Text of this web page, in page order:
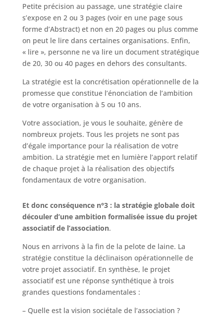
Petite précision au passage, une stratégie claire
s’expose en 2 ou 3 pages (voir en une page sous
forme d’Abstract) et non en 20 pages ou plus comme
on peut le lire dans certaines organisations. Enfin,
« lire », personne ne va lire un document stratégique
de 20, 30 ou 40 pages en dehors des consultants.
La stratégie est la concrétisation opérationnelle de la
promesse que constitue l’énonciation de l’ambition
de votre organisation à 5 ou 10 ans.
Votre association, je vous le souhaite, génère de
nombreux projets. Tous les projets ne sont pas
d’égale importance pour la réalisation de votre
ambition. La stratégie met en lumière l’apport relatif
de chaque projet à la réalisation des objectifs
fondamentaux de votre organisation.
Et donc conséquence n°3 : la stratégie globale doit
découler d’une ambition formalisée issue du projet
associatif de l’association.
Nous en arrivons à la fin de la pelote de laine. La
stratégie constitue la déclinaison opérationnelle de
votre projet associatif. En synthèse, le projet
associatif est une réponse synthétique à trois
grandes questions fondamentales :
– Quelle est la vision sociétale de l’association ?